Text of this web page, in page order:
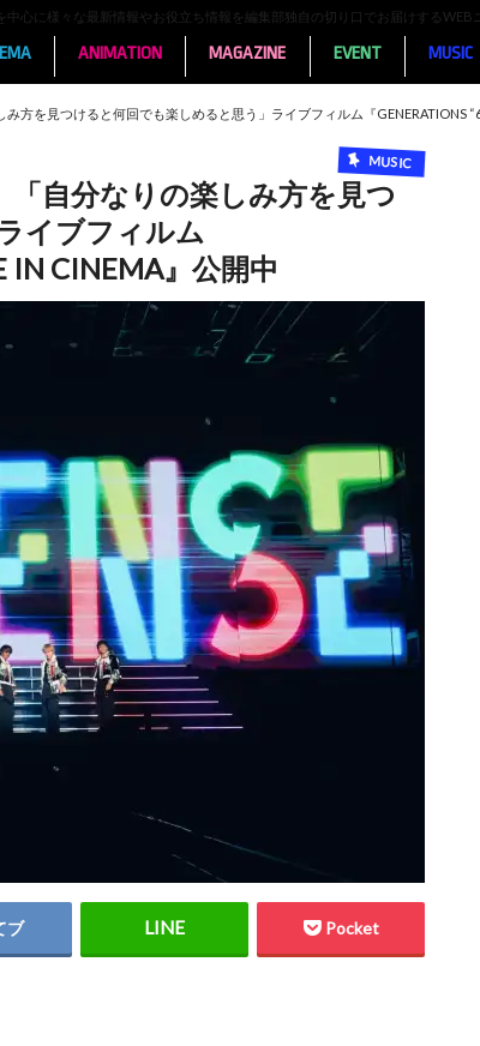
心に様々な最新情報やお役立ち情報を編集部独自の切り口でお届けするWEB
ANIMATION MAGAZINE EVENT MUSIC
方を見つけると何回でも楽しめると思う」ライブフィルム『GENERATIONS
MUSIC
「自分なりの楽しみ方を見つ
イブフィルム
IN CINEMA』公開中
ブ Pocket